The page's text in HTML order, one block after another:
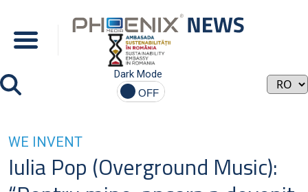
Dark Mode
WE INVENT
Iulia Pop (Overground Music):